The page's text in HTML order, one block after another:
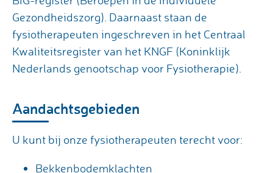
Gezondheidszorg). Daarnaast staan de
fysiotherapeuten ingeschreven in het Centraal
Kwaliteitsregister van het KNGF (Koninklijk
Nederlands genootschap voor Fysiotherapie).
Aandachtsgebieden
U kunt bij onze fysiotherapeuten terecht voor:
Bekkenbodemklachten